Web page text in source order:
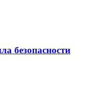
безопасности